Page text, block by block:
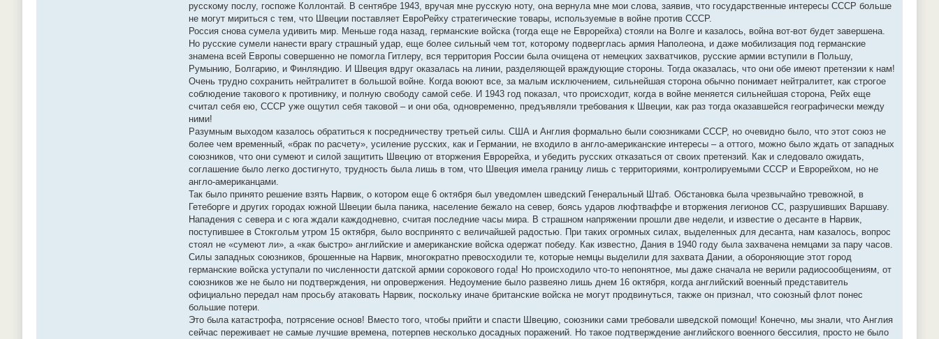
русскому послу, госпоже Коллонтай. В сентябре 1943, вручая мне русскую ноту, она вернула мне мои слова, заявив, что государственные интересы СССР больше
не могут мириться с тем, что Швеции поставляет ЕвроРейху стратегические товары, используемые в войне против СССР.
Россия снова сумела удивить мир. Меньше года назад, германские войска (тогда еще не Еврорейха) стояли на Волге и казалось, война вот-вот будет завершена.
Но русские сумели нанести врагу страшный удар, еще более сильный чем тот, которому подверглась армия Наполеона, и даже мобилизация под германские
знамена всей Европы совершенно не помогла Гитлеру, вся территория России была очищена от немецких захватчиков, русские армии вступили в Польшу,
Румынию, Болгарию, и Финляндию. И Швеция вдруг оказалась на линии, разделяющей враждующие стороны. Тогда оказалась, что они обе имеют претензии к нам!
Очень трудно сохранить нейтралитет в большой войне. Когда воюют все, за малым исключением, сильнейшая сторона обычно понимает нейтралитет, как строгое
соблюдение такового к противнику, и полную свободу самой себе. И 1943 год показал, что происходит, когда в войне меняется сильнейшая сторона, Рейх еще
считал себя ею, СССР уже ощутил себя таковой – и они оба, одновременно, предъявляли требования к Швеции, как раз тогда оказавшейся географически между
ними!
Разумным выходом казалось обратиться к посредничеству третьей силы. США и Англия формально были союзниками СССР, но очевидно было, что этот союз не
более чем временный, «брак по расчету», усиление русских, как и Германии, не входило в англо-американские интересы – а оттого, можно было ждать от западных
союзников, что они сумеют и силой защитить Швецию от вторжения Еврорейха, и убедить русских отказаться от своих претензий. Как и следовало ожидать,
соглашение было легко достигнуто, трудность была лишь в том, что Швеция имела границу лишь с территориями, контролируемыми СССР и Еврорейхом, но не
англо-американцами.
Так было принято решение взять Нарвик, о котором еще 6 октября был уведомлен шведский Генеральный Штаб. Обстановка была чрезвычайно тревожной, в
Гетеборге и других городах южной Швеции была паника, население бежало на север, боясь ударов люфтваффе и вторжения легионов СС, разрушивших Варшаву.
Нападения с севера и с юга ждали каждодневно, считая последние часы мира. В страшном напряжении прошли две недели, и известие о десанте в Нарвик,
поступившее в Стокгольм утром 15 октября, было воспринято с величайшей радостью. При таких огромных силах, выделенных для десанта, нам казалось, вопрос
стоял не «сумеют ли», а «как быстро» английские и американские войска одержат победу. Как известно, Дания в 1940 году была захвачена немцами за пару часов.
Силы западных союзников, брошенные на Нарвик, многократно превосходили те, которые немцы выделили для захвата Дании, а обороняющие этот город
германские войска уступали по численности датской армии сорокового года! Но происходило что-то непонятное, мы даже сначала не верили радиосообщениям, от
союзников же не было ни подтверждения, ни опровержения. Недоумение было развеяно лишь днем 16 октября, когда английский военный представитель
официально передал нам просьбу атаковать Нарвик, поскольку иначе британские войска не могут продвинуться, также он признал, что союзный флот понес
большие потери.
Это была катастрофа, потрясение основ! Вместо того, чтобы прийти и спасти Швецию, союзники сами требовали шведской помощи! Конечно, мы знали, что Англия
сейчас переживает не самые лучшие времена, потерпев несколько досадных поражений. Но такое подтверждение английского военного бессилия, просто не было